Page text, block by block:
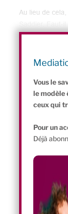
Au lieu de
l’évaluer, oui.
réponse « à
Vous le
le modèle
ceux qui
Pour un
Déjà